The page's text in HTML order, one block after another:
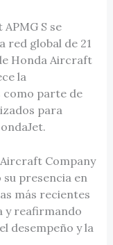
S se
red global de 21
Honda Aircraft
la
como parte de
para
Company
presencia en
más recientes
y reafirmando
desempeño y la